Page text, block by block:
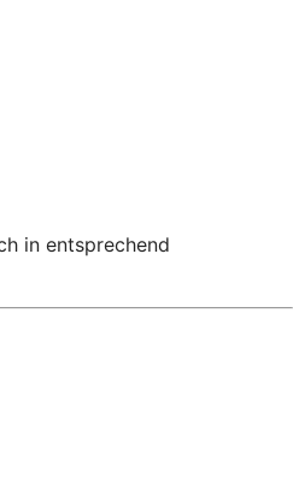
in entsprechend